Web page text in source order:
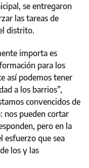
se entregaron
las tareas de
distrito.
importa es
para los
así podemos tener
a los barrios”,
convencidos de
nos pueden cortar
pero en la
esfuerzo que sea
los y las